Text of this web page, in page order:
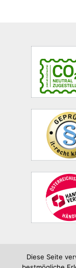
Site
Footer
Diese Seite